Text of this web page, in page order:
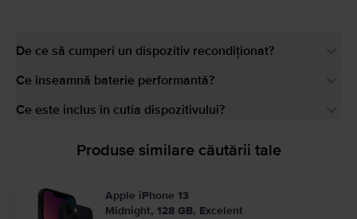
De ce să cumperi un dispozitiv recondiționat?
Ce înseamnă baterie performantă?
Ce este inclus în cutia dispozitivului?
Produse similare căutării tale
Apple iPhone 13
Midnight, 128 GB, Excelent